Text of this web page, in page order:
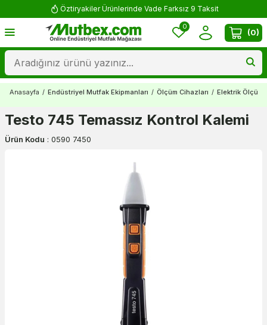
Öztiryakiler Ürünlerinde Vade Farksız 9 Taksit
0
(0)
Anasayfa / Endüstriyel Mutfak Ekipmanları / Ölçüm Cihazları / Elektrik Ölçüm
Testo 745 Temassız Kontrol Kalemi
Ürün Kodu : 0590 7450